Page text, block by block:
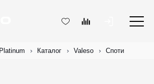
Каталог Valeso Споти